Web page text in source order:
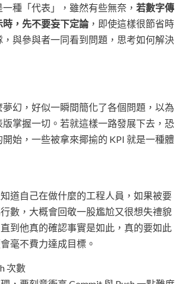
種「代表」，雖然有些無奈， 若數字傳
，先不要妄下定論，即使這樣很節省時
，與參與者一同看到問題，思考如何解決
幻，好似一瞬間簡化了各個問題，以為
掌握一切。若就這樣一路發展下去，恐
始，一些被拿來揶揄的 KPI 就是一種體
道自己在做什麼的工程人員，如果被要
數，大概會回敬一股尷尬又很想失禮貌
到他真的確認事實是如此，真的要如此
毫不費力達成目標。
次數